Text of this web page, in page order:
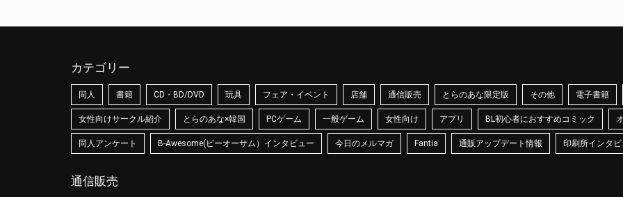
カテゴリー
同人 書籍 CD・BD/DVD 玩具 フェア・イベント 店舗 通信販売 とらのあな限定版 その他 電子書籍
女性向けサークル紹介 とらのあな×韓国 PCゲーム 一般ゲーム 女性向け アプリ BL初心者におすすめコミック
同人アンケート B-Awesome(ビーオーサム）インタビュー 今日のメルマガ Fantia 通販アップデート情報 印刷所インタ
通信販売